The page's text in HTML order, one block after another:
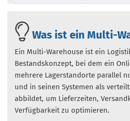
Was ist ein Multi-
Ein Multi-Warehouse ist ein
Bestandskonzept, bei dem ein
mehrere Lagerstandorte parallel
und in seinen Systemen als
abbildet, um Lieferzeiten,
Verfügbarkeit zu optimieren.